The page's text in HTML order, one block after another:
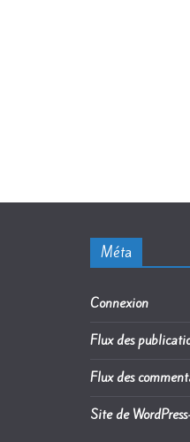
Méta
Connexion
Flux des
Flux des
Site de